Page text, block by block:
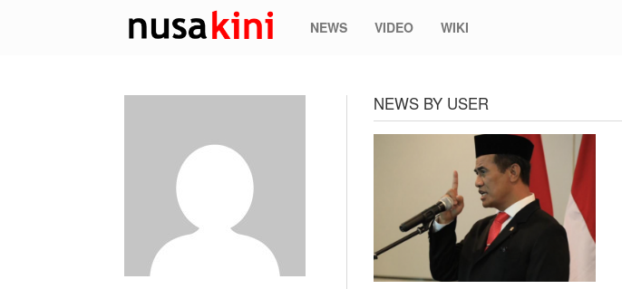
NEWS VIDEO WIKI
NEWS BY USER